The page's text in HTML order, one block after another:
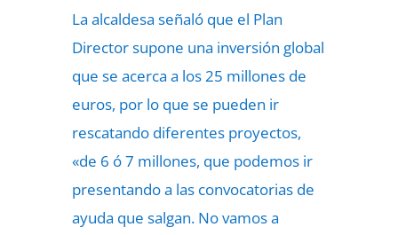
La alcaldesa señaló que el Plan
Director supone una inversión global
que se acerca a los 25 millones de
euros, por lo que se pueden ir
rescatando diferentes proyectos,
«de 6 ó 7 millones, que podemos ir
presentando a las convocatorias de
ayuda que salgan. No vamos a